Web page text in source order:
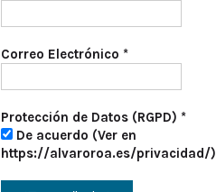
Correo Electrónico *
Protección de Datos (RGPD) *
De acuerdo (Ver en
https://alvaroroa.es/privacidad/)